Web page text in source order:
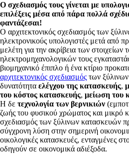
Ο σχεδιασμός τους γίνεται με
επιλέξεις μέσα από πάρα πολλά
φαντάζεσαι!
O αρχιτεκτονικός σχεδιασμός των
ηλεκτρονικούς υπολογιστές μετά από
μελέτη για την ακρίβεια των στοιχείων
ηλεκτρομηχανολογικών τους
βιομηχανικό έπιπλο ή ένα κτίριο
αρχιτεκτονικός σχεδιασμός των ξύλινων
δυνατότητα ελέγχου της κατασκευής,
του κόστος κατασκευής, μείωση του
Η δε τεχνολογία των βερνικιών
ζωής του φυσικού χρώματος και μικρό
σχεδιασμός των ξύλινων κατασκευών
σύγχρονη λύση στην σημερινή
οικολογικές κατασκευές, ενταγμένες
οδηγούν σε οικονομικά αδιέξοδα.